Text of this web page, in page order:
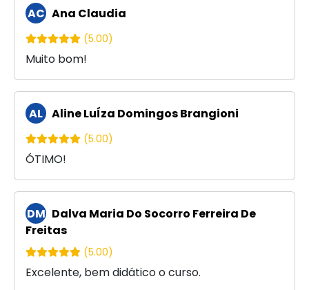
AC Ana Claudia
(5.00)
Muito bom!
AL Aline LuÍza Domingos Brangioni
(5.00)
ÓTIMO!
DM Dalva Maria Do Socorro Ferreira De
Freitas
(5.00)
Excelente, bem didático o curso.